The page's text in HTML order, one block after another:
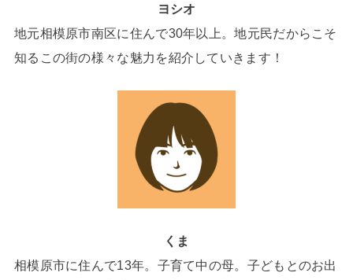
ヨシオ
地元相模原市南区に住んで30年以上。地元民だからこそ
知るこの街の様々な魅力を紹介していきます！
くま
相模原市に住んで13年。子育て中の母。子どもとのお出